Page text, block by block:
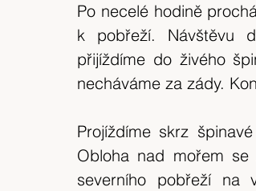
Po necelé hodině
k pobřeží. Návštěvu
přijíždíme do živého
necháváme za zády.
Projíždíme skrz
Obloha nad mořem
severního pobřeží na